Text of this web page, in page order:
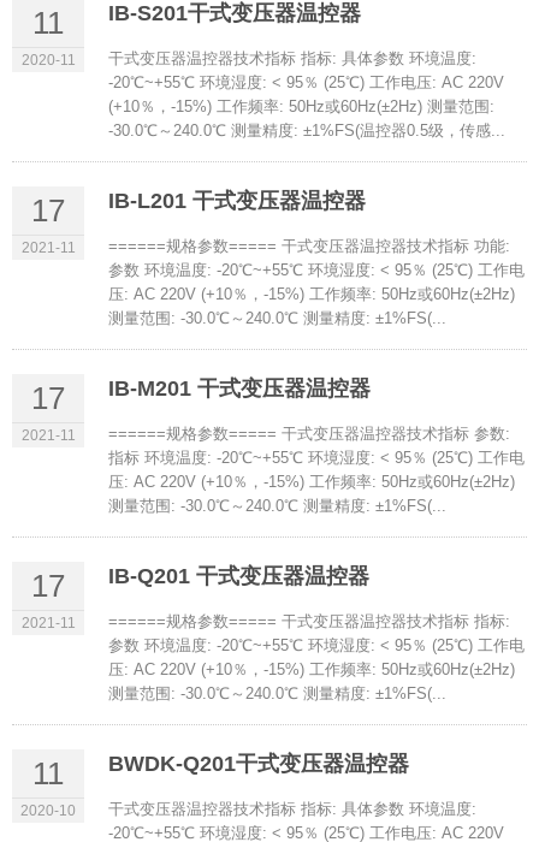
11
2020-11
IB-S201干式变压器温控器
干式变压器温控器技术指标 指标: 具体参数 环境温度:
-20℃~+55℃ 环境湿度: < 95％ (25℃) 工作电压: AC 220V
(+10％，-15%) 工作频率: 50Hz或60Hz(±2Hz) 测量范围:
-30.0℃～240.0℃ 测量精度: ±1%FS(温控器0.5级，传感...
17
2021-11
IB-L201 干式变压器温控器
======规格参数===== 干式变压器温控器技术指标 功能:
参数 环境温度: -20℃~+55℃ 环境湿度: < 95％ (25℃) 工作电
压: AC 220V (+10％，-15%) 工作频率: 50Hz或60Hz(±2Hz)
测量范围: -30.0℃～240.0℃ 测量精度: ±1%FS(...
17
2021-11
IB-M201 干式变压器温控器
======规格参数===== 干式变压器温控器技术指标 参数:
指标 环境温度: -20℃~+55℃ 环境湿度: < 95％ (25℃) 工作电
压: AC 220V (+10％，-15%) 工作频率: 50Hz或60Hz(±2Hz)
测量范围: -30.0℃～240.0℃ 测量精度: ±1%FS(...
17
2021-11
IB-Q201 干式变压器温控器
======规格参数===== 干式变压器温控器技术指标 指标:
参数 环境温度: -20℃~+55℃ 环境湿度: < 95％ (25℃) 工作电
压: AC 220V (+10％，-15%) 工作频率: 50Hz或60Hz(±2Hz)
测量范围: -30.0℃～240.0℃ 测量精度: ±1%FS(...
11
2020-10
BWDK-Q201干式变压器温控器
干式变压器温控器技术指标 指标: 具体参数 环境温度:
-20℃~+55℃ 环境湿度: < 95％ (25℃) 工作电压: AC 220V